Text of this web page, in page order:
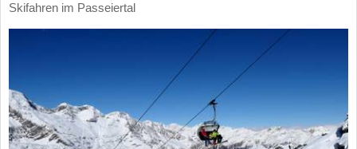
Skifahren im Passeiertal